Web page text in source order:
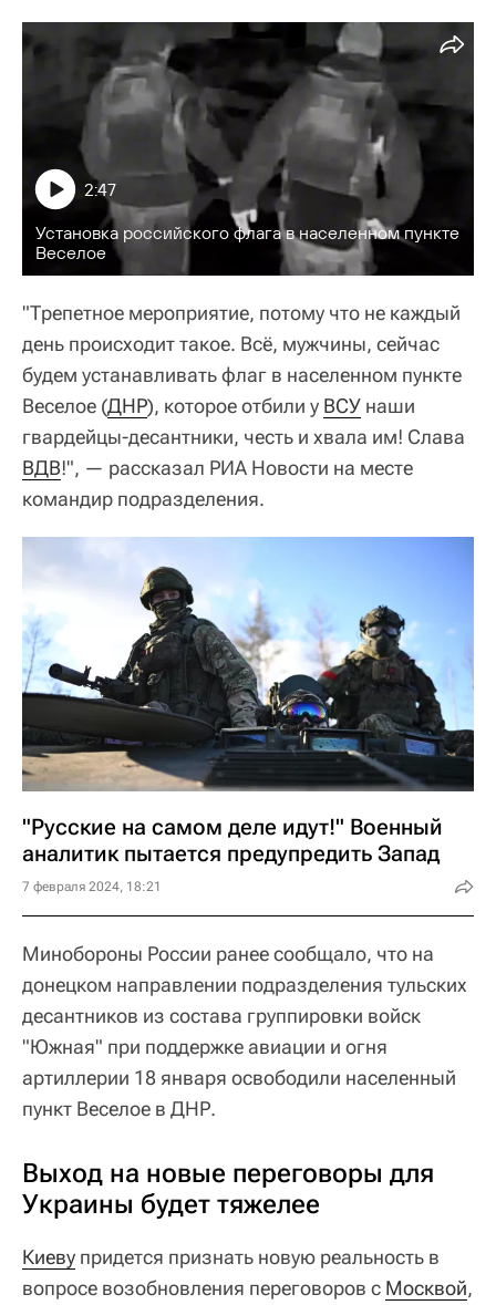
Установка российского флага в населенном пункте
Веселое
2:47
"Трепетное мероприятие, потому что не каждый
день происходит такое. Всё, мужчины, сейчас
будем устанавливать флаг в населенном пункте
Веселое (ДНР), которое отбили у ВСУ наши
гвардейцы-десантники, честь и хвала им! Слава
ВДВ!", — рассказал РИА Новости на месте
командир подразделения.
"Русские на самом деле идут!" Военный
аналитик пытается предупредить Запад
7 февраля 2024, 18:21
Минобороны России ранее сообщало, что на
донецком направлении подразделения тульских
десантников из состава группировки войск
"Южная" при поддержке авиации и огня
артиллерии 18 января освободили населенный
пункт Веселое в ДНР.
Выход на новые переговоры для
Украины будет тяжелее
Киеву придется признать новую реальность в
вопросе возобновления переговоров с Москвой,